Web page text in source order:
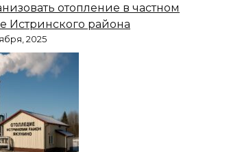
отопление в частном
Истринского района
2025